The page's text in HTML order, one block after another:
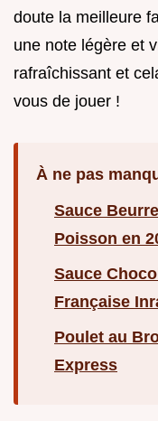
doute la meilleure
une note légère et
rafraîchissant et
vous de jouer !
À ne pas
Sauce
Poisson en
Sauce
Française
Poulet au
Express